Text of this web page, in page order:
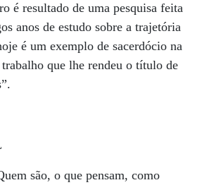
é resultado de uma pesquisa feita
anos de estudo sobre a trajetória
é um exemplo de sacerdócio na
que lhe rendeu o título de
são, o que pensam, como